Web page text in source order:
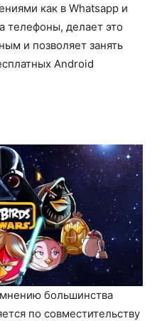
как в Whatsapp и
телефоны, делает это
и позволяет занять
Android
большинства
по совместительству